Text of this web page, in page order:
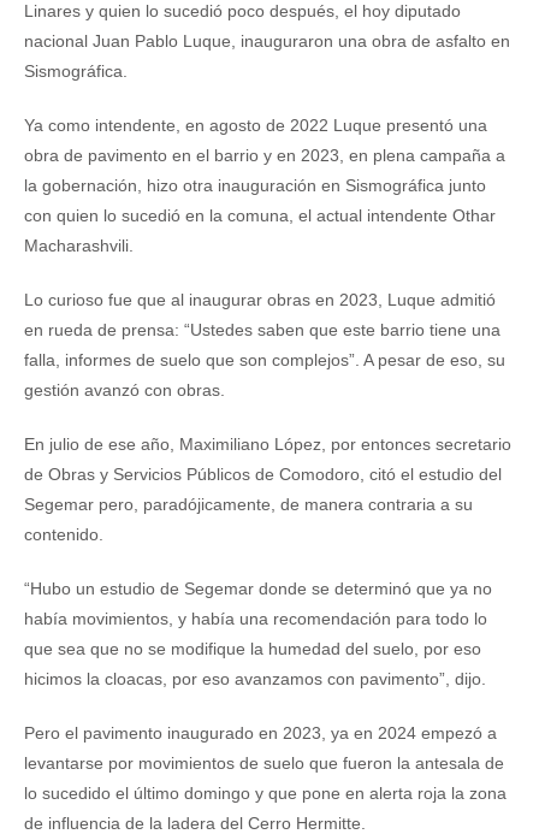
Linares y quien lo sucedió poco después, el hoy diputado
nacional Juan Pablo Luque, inauguraron una obra de asfalto en
Sismográfica.
Ya como intendente, en agosto de 2022 Luque presentó una
obra de pavimento en el barrio y en 2023, en plena campaña a
la gobernación, hizo otra inauguración en Sismográfica junto
con quien lo sucedió en la comuna, el actual intendente Othar
Macharashvili.
Lo curioso fue que al inaugurar obras en 2023, Luque admitió
en rueda de prensa: “Ustedes saben que este barrio tiene una
falla, informes de suelo que son complejos”. A pesar de eso, su
gestión avanzó con obras.
En julio de ese año, Maximiliano López, por entonces secretario
de Obras y Servicios Públicos de Comodoro, citó el estudio del
Segemar pero, paradójicamente, de manera contraria a su
contenido.
“Hubo un estudio de Segemar donde se determinó que ya no
había movimientos, y había una recomendación para todo lo
que sea que no se modifique la humedad del suelo, por eso
hicimos la cloacas, por eso avanzamos con pavimento”, dijo.
Pero el pavimento inaugurado en 2023, ya en 2024 empezó a
levantarse por movimientos de suelo que fueron la antesala de
lo sucedido el último domingo y que pone en alerta roja la zona
de influencia de la ladera del Cerro Hermitte.